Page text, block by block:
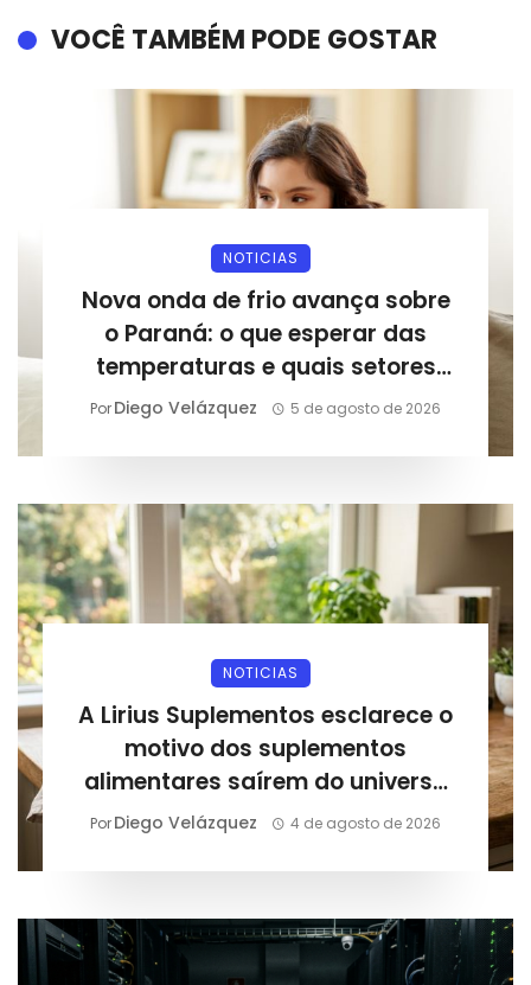
VOCÊ TAMBÉM PODE GOSTAR
NOTICIAS
Nova onda de frio avança sobre
o Paraná: o que esperar das
temperaturas e quais setores
podem sentir os impactos
PorDiego Velázquez 5 de agosto de 2026
NOTICIAS
A Lirius Suplementos esclarece o
motivo dos suplementos
alimentares saírem do universo
esportivo e entrarem na rotina
PorDiego Velázquez 4 de agosto de 2026